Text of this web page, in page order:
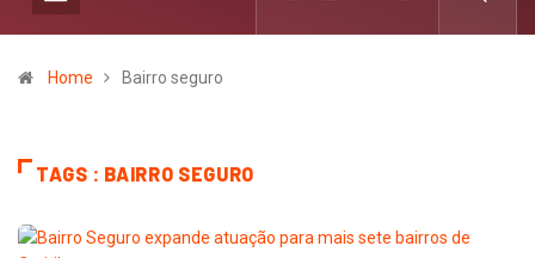
Home Bairro seguro
TAGS : BAIRRO SEGURO